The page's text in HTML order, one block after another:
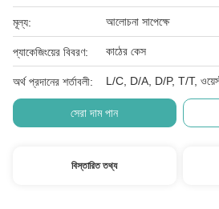
মূল্য: আলোচনা সাপেক্ষে
প্যাকেজিংয়ের বিবরণ: কাঠের কেস
অর্থ প্রদানের শর্তাবলী: L/C, D/A, D/P, T/T,
সেরা দাম পান
বিস্তারিত তথ্য